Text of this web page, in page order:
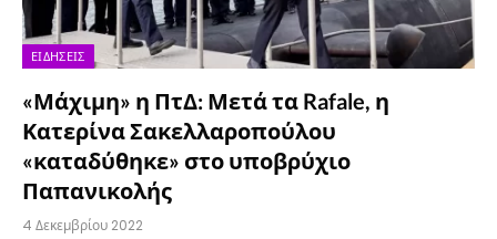
ΕΙΔΉΣΕΙΣ
«Μάχιμη» η ΠτΔ: Μετά τα Rafale, η
Κατερίνα Σακελλαροπούλου
«καταδύθηκε» στο υποβρύχιο
Παπανικολής
4 Δεκεμβρίου 2022